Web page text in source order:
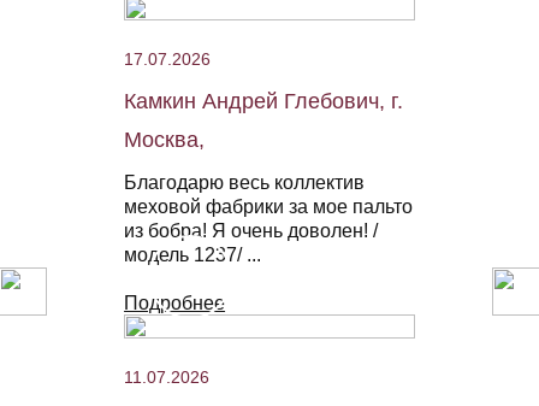
17.07.2026
Камкин Андрей Глебович, г.
Москва,
Благодарю весь коллектив
меховой фабрики за мое пальто
из бобра! Я очень доволен! /
модель 1237/ ...
Подробнее
11.07.2026